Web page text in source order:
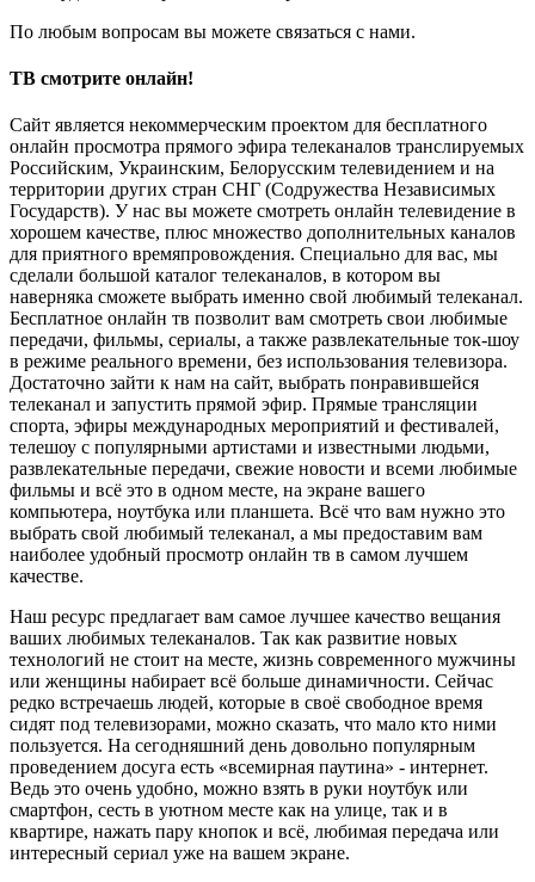
По любым вопросам вы можете связаться с нами.
ТВ смотрите онлайн!
Сайт является некоммерческим проектом для бесплатного
онлайн просмотра прямого эфира телеканалов транслируемых
Российским, Украинским, Белорусским телевидением и на
территории других стран СНГ (Содружества Независимых
Государств). У нас вы можете смотреть онлайн телевидение в
хорошем качестве, плюс множество дополнительных каналов
для приятного времяпровождения. Специально для вас, мы
сделали большой каталог телеканалов, в котором вы
наверняка сможете выбрать именно свой любимый телеканал.
Бесплатное онлайн тв позволит вам смотреть свои любимые
передачи, фильмы, сериалы, а также развлекательные ток-шоу
в режиме реального времени, без использования телевизора.
Достаточно зайти к нам на сайт, выбрать понравившейся
телеканал и запустить прямой эфир. Прямые трансляции
спорта, эфиры международных мероприятий и фестивалей,
телешоу с популярными артистами и известными людьми,
развлекательные передачи, свежие новости и всеми любимые
фильмы и всё это в одном месте, на экране вашего
компьютера, ноутбука или планшета. Всё что вам нужно это
выбрать свой любимый телеканал, а мы предоставим вам
наиболее удобный просмотр онлайн тв в самом лучшем
качестве.
Наш ресурс предлагает вам самое лучшее качество вещания
ваших любимых телеканалов. Так как развитие новых
технологий не стоит на месте, жизнь современного мужчины
или женщины набирает всё больше динамичности. Сейчас
редко встречаешь людей, которые в своё свободное время
сидят под телевизорами, можно сказать, что мало кто ними
пользуется. На сегодняшний день довольно популярным
проведением досуга есть «всемирная паутина» - интернет.
Ведь это очень удобно, можно взять в руки ноутбук или
смартфон, сесть в уютном месте как на улице, так и в
квартире, нажать пару кнопок и всё, любимая передача или
интересный сериал уже на вашем экране.